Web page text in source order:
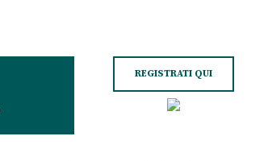
REGISTRATI QUI